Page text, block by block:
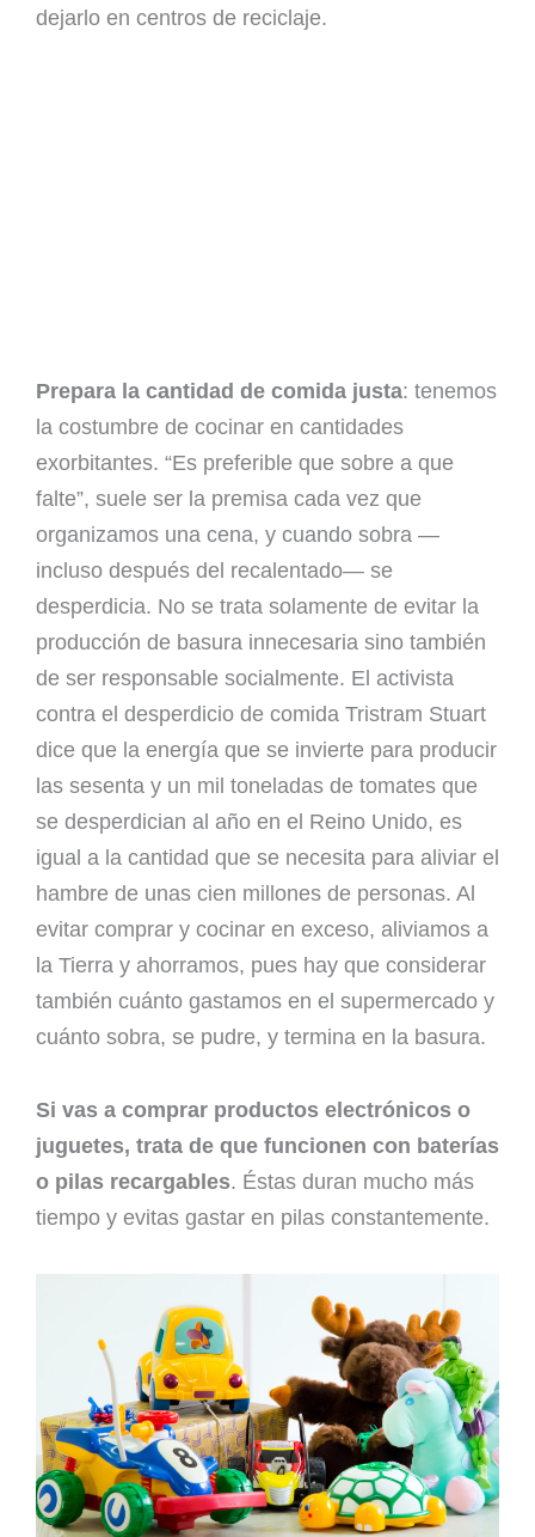
dejarlo en centros de reciclaje.
Prepara la cantidad de comida justa: tenemos
la costumbre de cocinar en cantidades
exorbitantes. “Es preferible que sobre a que
falte”, suele ser la premisa cada vez que
organizamos una cena, y cuando sobra —
incluso después del recalentado— se
desperdicia. No se trata solamente de evitar la
producción de basura innecesaria sino también
de ser responsable socialmente. El activista
contra el desperdicio de comida Tristram Stuart
dice que la energía que se invierte para producir
las sesenta y un mil toneladas de tomates que
se desperdician al año en el Reino Unido, es
igual a la cantidad que se necesita para aliviar el
hambre de unas cien millones de personas. Al
evitar comprar y cocinar en exceso, aliviamos a
la Tierra y ahorramos, pues hay que considerar
también cuánto gastamos en el supermercado y
cuánto sobra, se pudre, y termina en la basura.
Si vas a comprar productos electrónicos o
juguetes, trata de que funcionen con baterías
o pilas recargables. Éstas duran mucho más
tiempo y evitas gastar en pilas constantemente.